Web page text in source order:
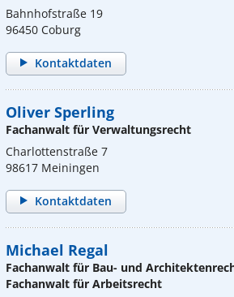
Bahnhofstraße 19
96450 Coburg
Kontaktdaten
Oliver Sperling
Fachanwalt für Verwaltungsrecht
Charlottenstraße 7
98617 Meiningen
Kontaktdaten
Michael Regal
Fachanwalt für Bau- und
Fachanwalt für Arbeitsrecht